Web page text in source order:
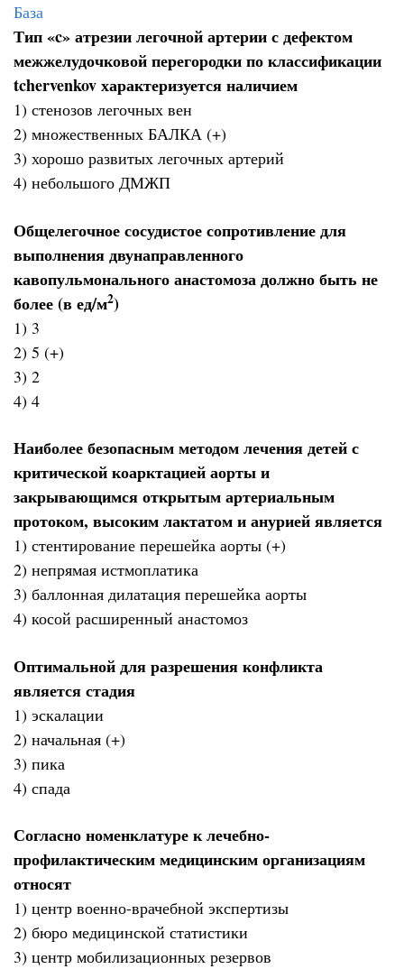
База
Тип «c» атрезии легочной артерии с дефектом
межжелудочковой перегородки по классификации
tchervenkov характеризуется наличием
1) стенозов легочных вен
2) множественных БАЛКА (+)
3) хорошо развитых легочных артерий
4) небольшого ДМЖП
Общелегочное сосудистое сопротивление для
выполнения двунаправленного
кавопульмонального анастомоза должно быть не
более (в ед/м2)
1) 3
2) 5 (+)
3) 2
4) 4
Наиболее безопасным методом лечения детей с
критической коарктацией аорты и
закрывающимся открытым артериальным
протоком, высоким лактатом и анурией является
1) стентирование перешейка аорты (+)
2) непрямая истмоплатика
3) баллонная дилатация перешейка аорты
4) косой расширенный анастомоз
Оптимальной для разрешения конфликта
является стадия
1) эскалации
2) начальная (+)
3) пика
4) спада
Согласно номенклатуре к лечебно-
профилактическим медицинским организациям
относят
1) центр военно-врачебной экспертизы
2) бюро медицинской статистики
3) центр мобилизационных резервов